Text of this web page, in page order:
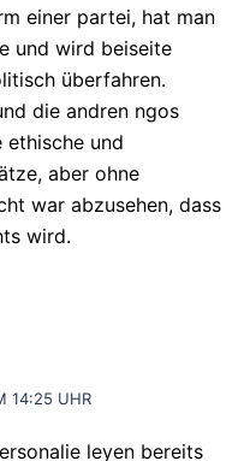
einer partei, hat man
und wird beiseite
überfahren.
die andren ngos
und
aber ohne
war abzusehen, dass
wird.
14:25 UHR
leyen bereits